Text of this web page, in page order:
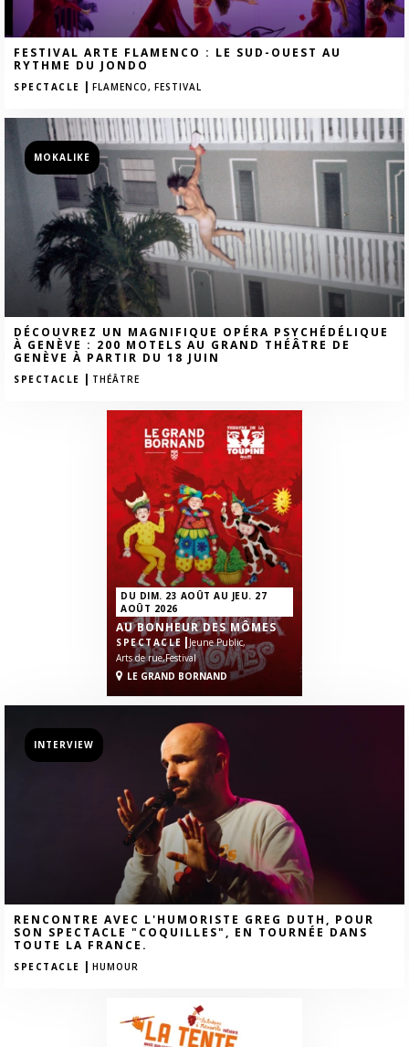
FESTIVAL ARTE FLAMENCO : LE SUD-OUEST AU
RYTHME DU JONDO
SPECTACLE | FLAMENCO, FESTIVAL
DÉCOUVREZ UN MAGNIFIQUE OPÉRA PSYCHÉDÉLIQUE
À GENÈVE : 200 MOTELS AU GRAND THÉÂTRE DE
GENÈVE À PARTIR DU 18 JUIN
SPECTACLE | THÉÂTRE
MOKALIKE
DU DIM. 23 AOÛT AU JEU. 27
AOÛT 2026
AU BONHEUR DES MÔMES
SPECTACLE | Jeune Public,
Arts de rue,Festival
LE GRAND BORNAND
RENCONTRE AVEC L'HUMORISTE GREG DUTH, POUR
SON SPECTACLE "COQUILLES", EN TOURNÉE DANS
TOUTE LA FRANCE.
SPECTACLE | HUMOUR
INTERVIEW